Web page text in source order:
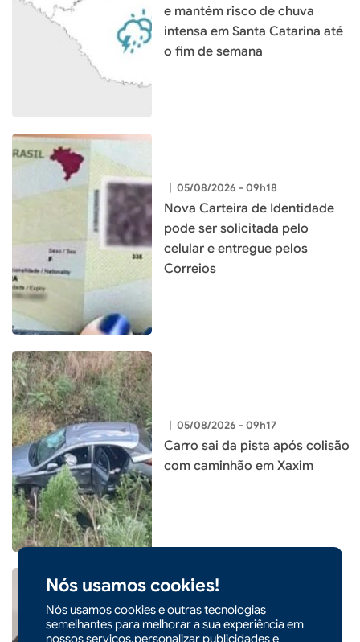
Nós usamos cookies!
Nós usamos cookies e outras tecnologias
semelhantes para melhorar a sua experiência em
nossos serviços,personalizar publicidades e
e mantém risco de chuva
intensa em Santa Catarina até
o fim de semana
| 05/08/2026 - 09h18
Nova Carteira de Identidade
pode ser solicitada pelo
celular e entregue pelos
Correios
| 05/08/2026 - 09h17
Carro sai da pista após colisão
com caminhão em Xaxim